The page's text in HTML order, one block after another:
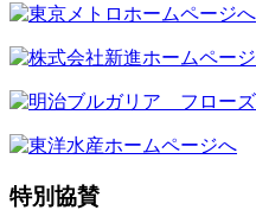
特別協賛